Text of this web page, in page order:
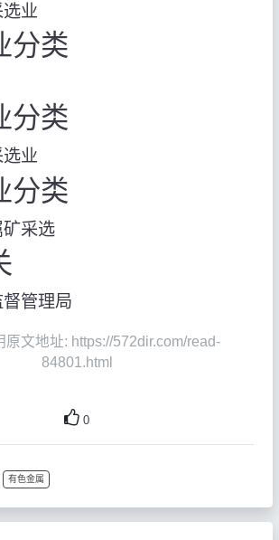
业
分类
分类
业
分类
采选
管理局
原文地址: https://572dir.com/read-
84801.html
0
有色金属